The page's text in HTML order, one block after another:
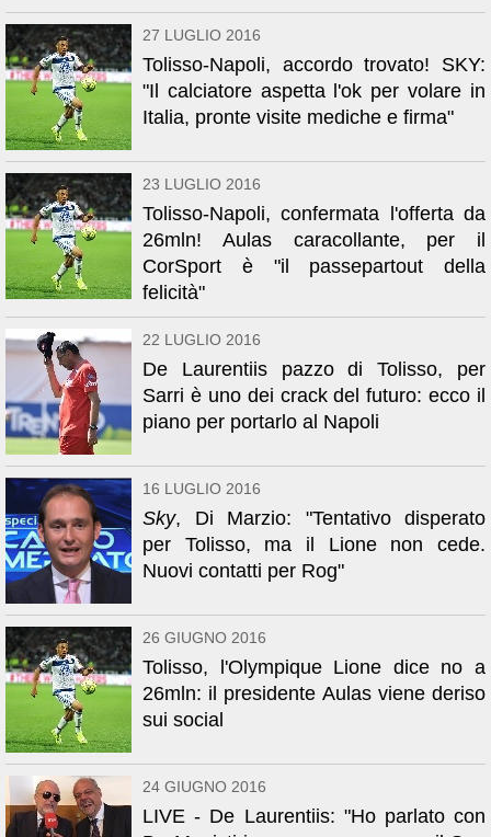
27 LUGLIO 2016
Tolisso-Napoli, accordo trovato! SKY:
"Il calciatore aspetta l'ok per volare in
Italia, pronte visite mediche e firma"
23 LUGLIO 2016
Tolisso-Napoli, confermata l'offerta da
26mln! Aulas caracollante, per il
CorSport è "il passepartout della
felicità"
22 LUGLIO 2016
De Laurentiis pazzo di Tolisso, per
Sarri è uno dei crack del futuro: ecco il
piano per portarlo al Napoli
16 LUGLIO 2016
Sky, Di Marzio: "Tentativo disperato
per Tolisso, ma il Lione non cede.
Nuovi contatti per Rog"
26 GIUGNO 2016
Tolisso, l'Olympique Lione dice no a
26mln: il presidente Aulas viene deriso
sui social
24 GIUGNO 2016
LIVE - De Laurentiis: "Ho parlato con